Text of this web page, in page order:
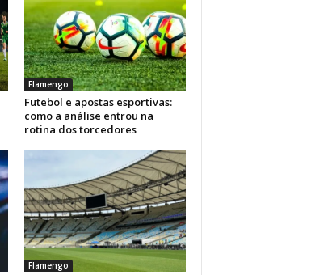
Flamengo
Futebol e apostas esportivas:
como a análise entrou na
rotina dos torcedores
Flamengo